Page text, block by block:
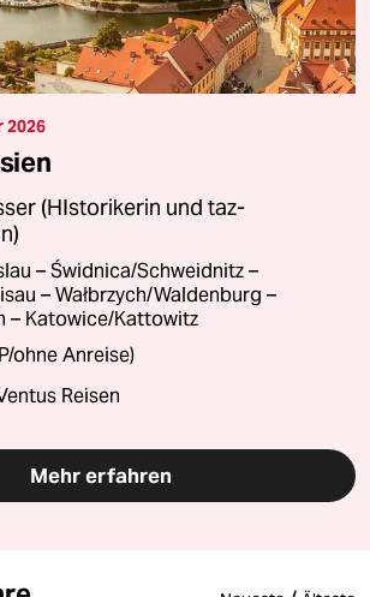
2026
(HIstorikerin und taz-
– Świdnica/Schweidnitz –
– Wałbrzych/Waldenburg –
– Katowice/Kattowitz
ohne Anreise)
Reisen
Mehr erfahren